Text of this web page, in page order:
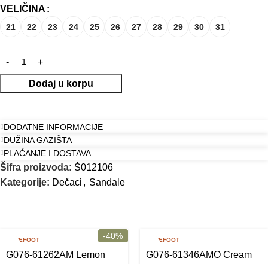
VELIČINA
21 22 23 24 25 26 27 28 29 30 31
Dodaj u korpu
DODATNE INFORMACIJE
DUŽINA GAZIŠTA
PLAĆANJE I DOSTAVA
Šifra proizvoda: Š012106
Kategorije: Dečaci , Sandale
BAREFOOT -40%
G076-61262AM Lemon
BAREFOOT
G076-61346AMO Cream